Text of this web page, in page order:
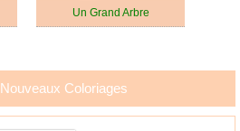
Un Grand Arbre
Nouveaux Coloriages